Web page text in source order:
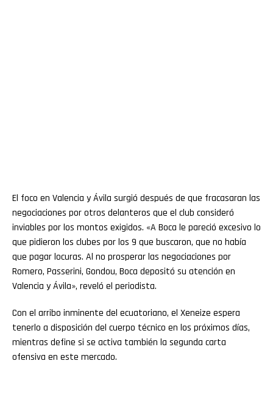
El foco en Valencia y Ávila surgió después de que fracasaran las
negociaciones por otros delanteros que el club consideró
inviables por los montos exigidos. «A Boca le pareció excesivo lo
que pidieron los clubes por los 9 que buscaron, que no había
que pagar locuras. Al no prosperar las negociaciones por
Romero, Passerini, Gondou, Boca depositó su atención en
Valencia y Ávila», reveló el periodista.
Con el arribo inminente del ecuatoriano, el Xeneize espera
tenerlo a disposición del cuerpo técnico en los próximos días,
mientras define si se activa también la segunda carta
ofensiva en este mercado.